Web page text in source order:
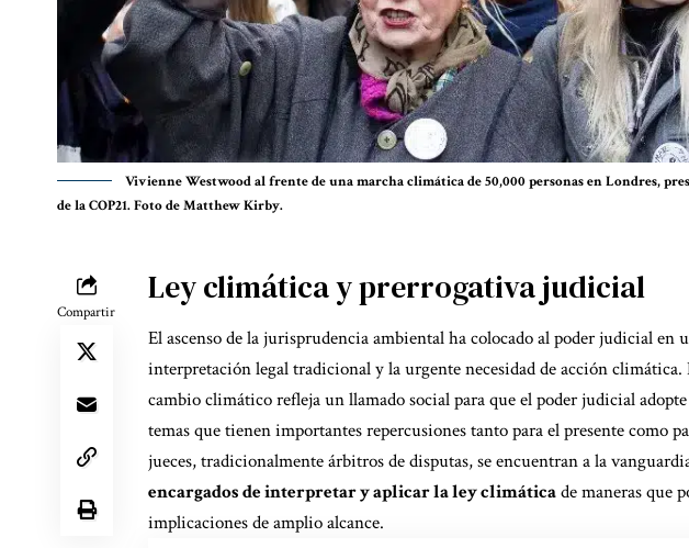
Vivienne Westwood al frente de una marcha climática de 50,000 personas en Londres,
de la COP21. Foto de Matthew Kirby.
Compartir
Ley climática y prerrogativa judicial
El ascenso de la jurisprudencia ambiental ha colocado al poder judicial en
interpretación legal tradicional y la urgente necesidad de acción
cambio climático refleja un llamado social para que el poder judicial
temas que tienen importantes repercusiones tanto para el presente como
jueces, tradicionalmente árbitros de disputas, se encuentran a la
encargados de interpretar y aplicar la ley climáticade maneras que
implicaciones de amplio alcance.